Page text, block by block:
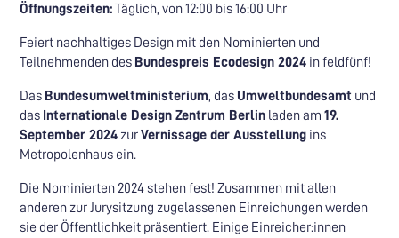
Öffnungszeiten:Täglich, von 12:00 bis 16:00 Uhr
Feiert nachhaltiges Design mit den Nominierten und
Teilnehmenden des Bundespreis Ecodesign 2024 in feldfünf!
Das Bundesumweltministerium, das Umweltbundesamt und
das Internationale Design Zentrum Berlin laden am19.
September 2024 zurVernissage der Ausstellung ins
Metropolenhaus ein.
Die Nominierten 2024 stehen fest! Zusammen mit allen
anderen zur Jurysitzung zugelassenen Einreichungen werden
sie der Öffentlichkeit präsentiert. Einige Einreicher:innen